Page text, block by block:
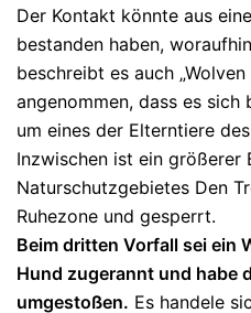
Der Kontakt könnte aus
bestanden haben,
beschreibt es auch
angenommen, dass es
um eines der Elterntiere
Inzwischen ist ein größerer
Naturschutzgebietes Den
Ruhezone und gesperrt.
Beim dritten Vorfall sei ein
Hund zugerannt und habe
umgestoßen. Es handele